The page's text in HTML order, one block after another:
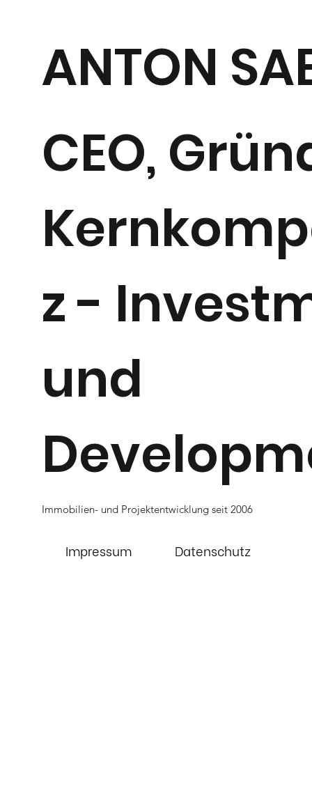
ANTON
CEO,
z -
und
Immobilien- und Projektentwicklung seit 2006
Impressum Datenschutz